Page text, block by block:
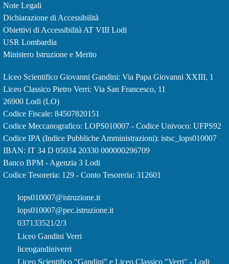
Note Legali
Dichiarazione di Accessibilità
Obiettivi di Accessibilità AT VIII Lodi
USR Lombardia
Ministero Istruzione e Merito
Liceo Scientifico Giovanni Gandini: Via Papa Giovanni XXIII, 1
Liceo Classico Pietro Verri: Via San Francesco, 11
26900 Lodi (LO)
Codice Fiscale: 84507820151
Codice Meccanografico: LOPS010007 - Codice Univoco: UFPS92
Codice IPA (Indice Pubbliche Amministrazioni): istsc_lops010007
IBAN: IT 34 D 05034 20330 000000296709
Banco BPM - Agenzia 3 Lodi
Codice Tesoreria: 129 - Conto Tesoreria: 312601
lops010007@istruzione.it
lops010007@pec.istruzione.it
037133521/2/3
Liceo Gandini Verri
liceogandiniverri
Liceo Scientifico "Gandini" e Liceo Classico "Verri" - Lodi